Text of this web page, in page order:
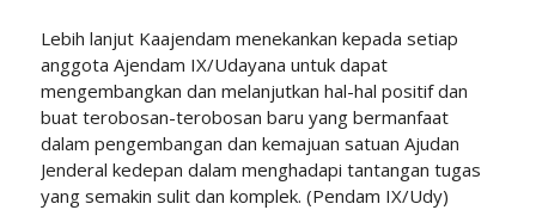
Lebih lanjut Kaajendam menekankan kepada setiap
anggota Ajendam IX/Udayana untuk dapat
mengembangkan dan melanjutkan hal-hal positif dan
buat terobosan-terobosan baru yang bermanfaat
dalam pengembangan dan kemajuan satuan Ajudan
Jenderal kedepan dalam menghadapi tantangan tugas
yang semakin sulit dan komplek. (Pendam IX/Udy)